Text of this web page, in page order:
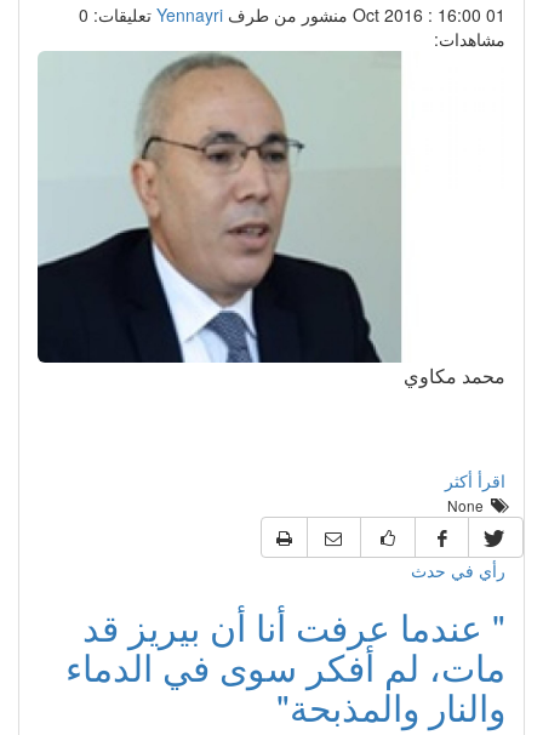
01 Oct 2016 : 16:00 منشور من طرف Yennayri تعليقات: 0
مشاهدات:
محمد مكاوي
اقرأ أكثر
رأي في حدث
" عندما عرفت أنا أن بيريز قد
مات، لم أفكر سوى في الدماء
والنار والمذبحة"